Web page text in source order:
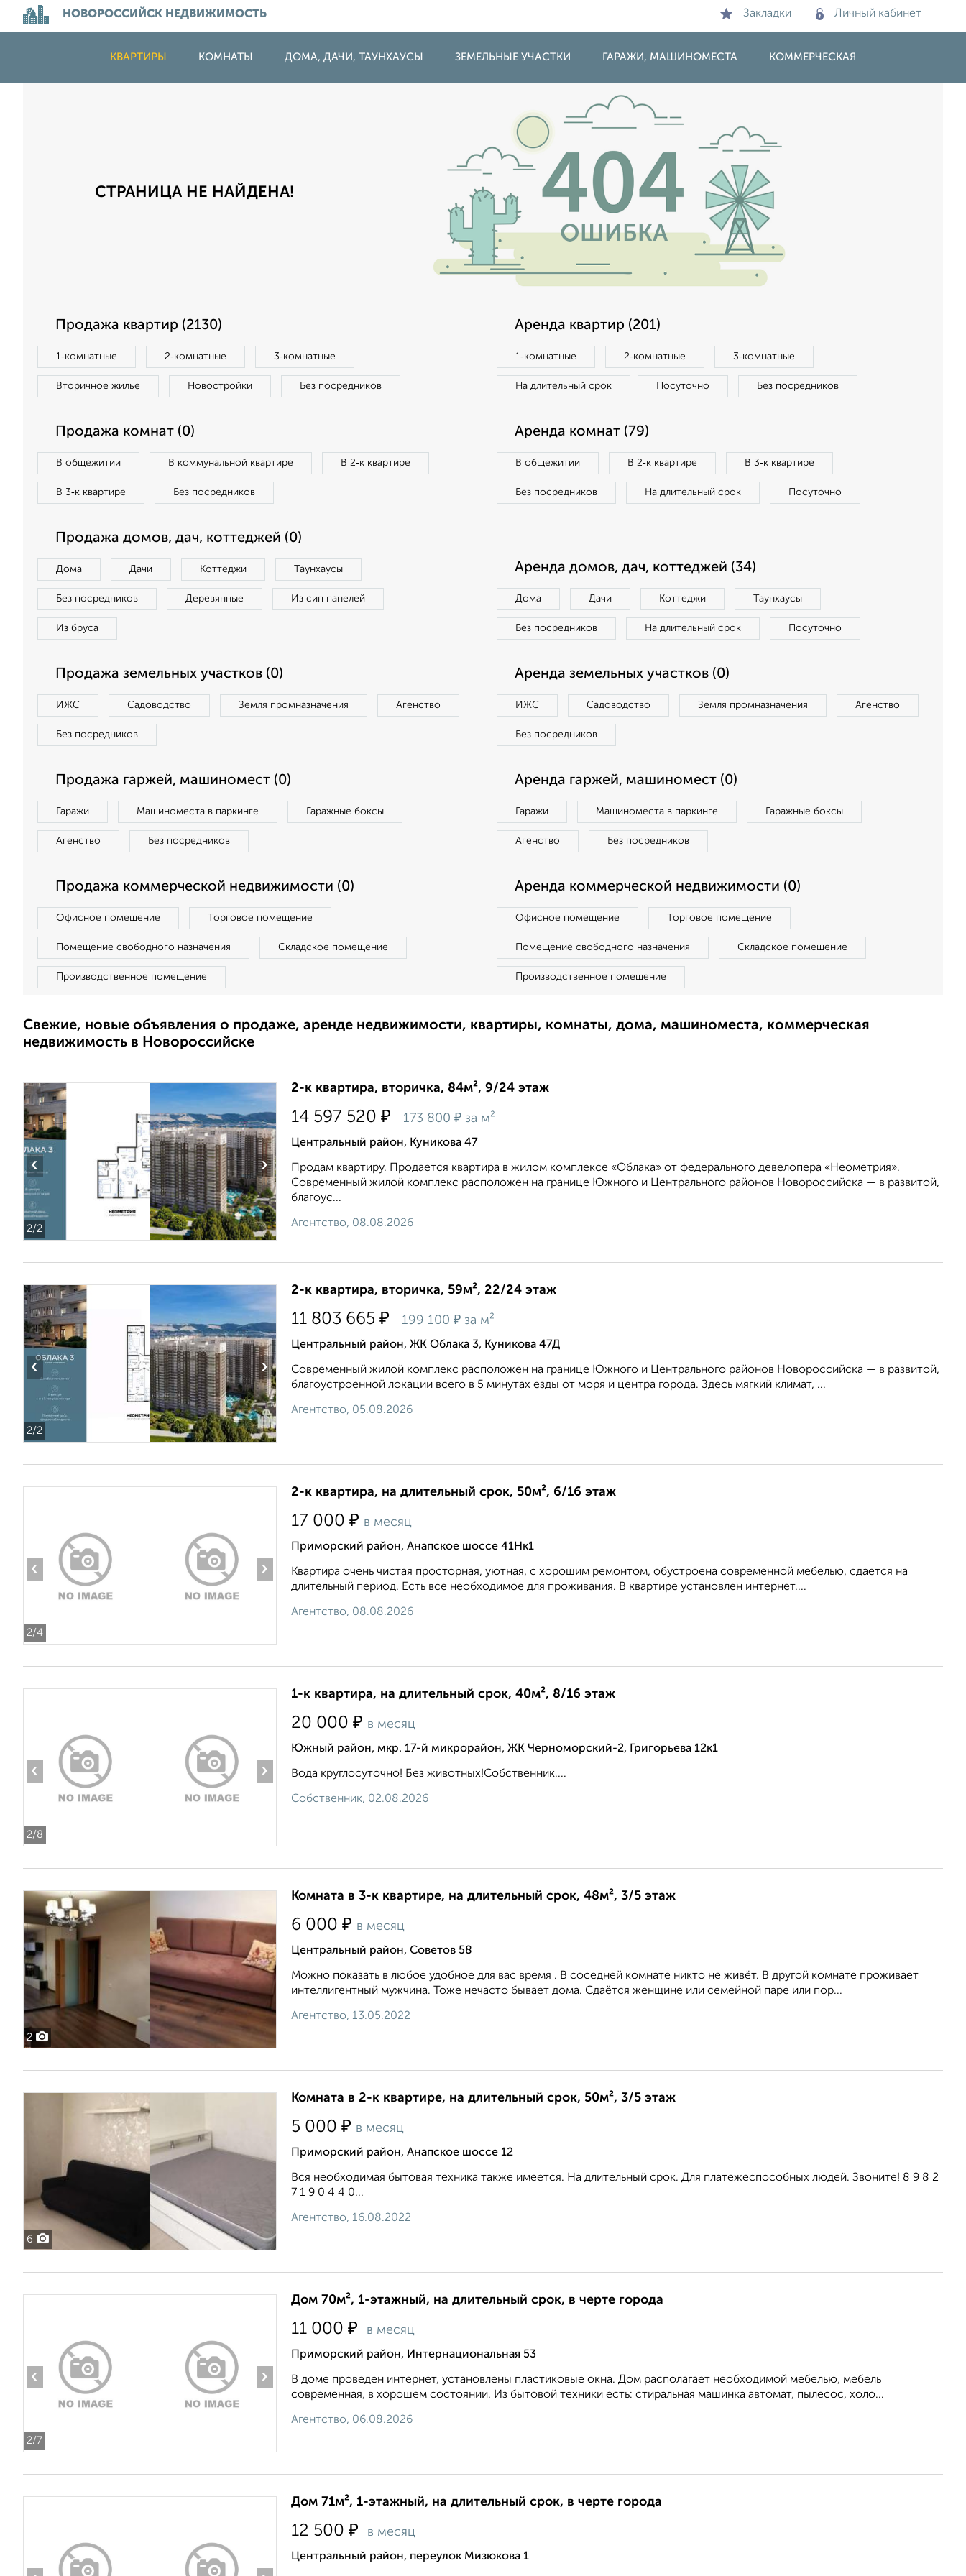
НОВОРОССИЙСК НЕДВИЖИМОСТЬ Закладки Личный кабинет
КВАРТИРЫ КОМНАТЫ ДОМА, ДАЧИ, ТАУНХАУСЫ ЗЕМЕЛЬНЫЕ УЧАСТКИ ГАРАЖИ, МАШИНОМЕСТА КОММЕРЧЕСКАЯ
СТРАНИЦА НЕ НАЙДЕНА!
Продажа квартир (2130)
1‑комнатные 2‑комнатные 3‑комнатные
Вторичное жилье Новостройки Без посредников
Аренда квартир (201)
1‑комнатные 2‑комнатные 3‑комнатные
На длительный срок Посуточно Без посредников
Продажа комнат (0)
В общежитии В коммунальной квартире В 2‑к квартире
В 3‑к квартире Без посредников
Аренда комнат (79)
В общежитии В 2‑к квартире В 3‑к квартире
Без посредников На длительный срок Посуточно
Продажа домов, дач, коттеджей (0)
Дома Дачи Коттеджи Таунхаусы
Без посредников Деревянные Из сип панелей
Из бруса
Аренда домов, дач, коттеджей (34)
Дома Дачи Коттеджи Таунхаусы
Без посредников На длительный срок Посуточно
Продажа земельных участков (0)
ИЖС Садоводство Земля промназначения Агенство
Без посредников
Аренда земельных участков (0)
ИЖС Садоводство Земля промназначения Агенство
Без посредников
Продажа гаржей, машиномест (0)
Гаражи Машиноместа в паркинге Гаражные боксы
Агенство Без посредников
Аренда гаржей, машиномест (0)
Гаражи Машиноместа в паркинге Гаражные боксы
Агенство Без посредников
Продажа коммерческой недвижимости (0)
Офисное помещение Торговое помещение
Помещение свободного назначения Складское помещение
Производственное помещение
Аренда коммерческой недвижимости (0)
Офисное помещение Торговое помещение
Помещение свободного назначения Складское помещение
Производственное помещение
Свежие, новые объявления о продаже, аренде недвижимости, квартиры, комнаты, дома, машиноместа, коммерческая
недвижимость в Новороссийске
2/2
‹ ›
2-к квартира, вторичка, 84м², 9/24 этаж
14 597 520 ₽ 173 800 ₽ за м²
Центральный район, Куникова 47
Продам квартиру. Продается квартира в жилом комплексе «Облака» от федерального девелопера «Неометрия».
Современный жилой комплекс расположен на границе Южного и Центрального районов Новороссийска — в развитой,
благоус...
Агентство, 08.08.2026
2/2
‹ ›
2-к квартира, вторичка, 59м², 22/24 этаж
11 803 665 ₽ 199 100 ₽ за м²
Центральный район, ЖК Облака 3, Куникова 47Д
Современный жилой комплекс расположен на границе Южного и Центрального районов Новороссийска — в развитой,
благоустроенной локации всего в 5 минутах езды от моря и центра города. Здесь мягкий климат, ...
Агентство, 05.08.2026
2/4
‹ ›
2-к квартира, на длительный срок, 50м², 6/16 этаж
17 000 ₽ в месяц
Приморский район, Анапское шоссе 41Нк1
Квартира очень чистая просторная, уютная, с хорошим ремонтом, обустроена современной мебелью, сдается на
длительный период. Есть все необходимое для проживания. В квартире установлен интернет....
Агентство, 08.08.2026
2/8
‹ ›
1-к квартира, на длительный срок, 40м², 8/16 этаж
20 000 ₽ в месяц
Южный район, мкр. 17-й микрорайон, ЖК Черноморский-2, Григорьева 12к1
Вода круглосуточно! Без животных!Собственник....
Собственник, 02.08.2026
2
Комната в 3-к квартире, на длительный срок, 48м², 3/5 этаж
6 000 ₽ в месяц
Центральный район, Советов 58
Можно показать в любое удобное для вас время . В соседней комнате никто не живёт. В другой комнате проживает
интеллигентный мужчина. Тоже нечасто бывает дома. Сдаётся женщине или семейной паре или пор...
Агентство, 13.05.2022
6
Комната в 2-к квартире, на длительный срок, 50м², 3/5 этаж
5 000 ₽ в месяц
Приморский район, Анапское шоссе 12
Вся необходимая бытовая техника также имеется. На длительный срок. Для платежеспособных людей. Звоните! 8 9 8 2
7 1 9 0 4 4 0...
Агентство, 16.08.2022
2/7
‹ ›
Дом 70м², 1-этажный, на длительный срок, в черте города
11 000 ₽ в месяц
Приморский район, Интернациональная 53
В доме проведен интернет, установлены пластиковые окна. Дом располагает необходимой мебелью, мебель
современная, в хорошем состоянии. Из бытовой техники есть: стиральная машинка автомат, пылесос, холо...
Агентство, 06.08.2026
Дом 71м², 1-этажный, на длительный срок, в черте города
12 500 ₽ в месяц
Центральный район, переулок Мизюкова 1